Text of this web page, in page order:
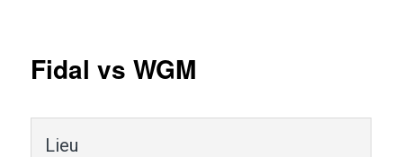
Fidal vs WGM
Lieu